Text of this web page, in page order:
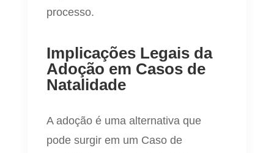
processo.
Implicações Legais da
Adoção em Casos de
Natalidade
A adoção é uma alternativa que
pode surgir em um Caso de